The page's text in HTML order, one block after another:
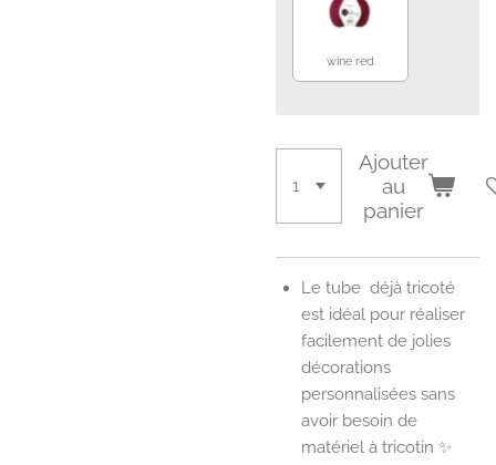
wine red
Ajouter
au
panier
Le tube déjà tricoté
est idéal pour réaliser
facilement de jolies
décorations
personnalisées sans
avoir besoin de
matériel à tricotin ✨